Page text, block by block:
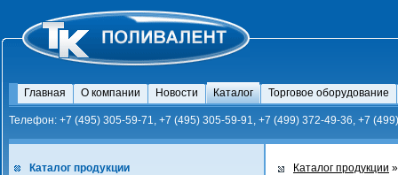
Главная О компании Новости Каталог Торговое оборудование
Телефон: +7 (495) 305-59-71, +7 (495) 305-59-91, +7 (499) 372-49-36, +7
Каталог продукции Каталог продукции